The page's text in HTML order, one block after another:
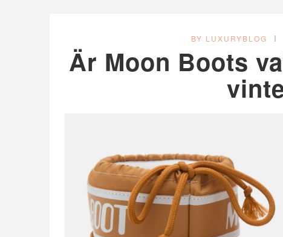
BY LUXURYBLOG
Är Moon Boots